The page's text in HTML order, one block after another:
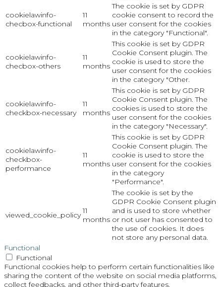
cookielawinfo-
checbox-functional
11
months
The cookie is set by GDPR
cookie consent to record the
user consent for the cookies
in the category "Functional".
cookielawinfo-
checbox-others
11
months
This cookie is set by GDPR
Cookie Consent plugin. The
cookie is used to store the
user consent for the cookies
in the category "Other.
cookielawinfo-
checkbox-necessary
11
months
This cookie is set by GDPR
Cookie Consent plugin. The
cookies is used to store the
user consent for the cookies
in the category "Necessary".
cookielawinfo-
checkbox-
performance
11
months
This cookie is set by GDPR
Cookie Consent plugin. The
cookie is used to store the
user consent for the cookies
in the category
"Performance".
viewed_cookie_policy 11
months
The cookie is set by the
GDPR Cookie Consent plugin
and is used to store whether
or not user has consented to
the use of cookies. It does
not store any personal data.
Functional
Functional
Functional cookies help to perform certain functionalities like
sharing the content of the website on social media platforms,
collect feedbacks, and other third-party features.